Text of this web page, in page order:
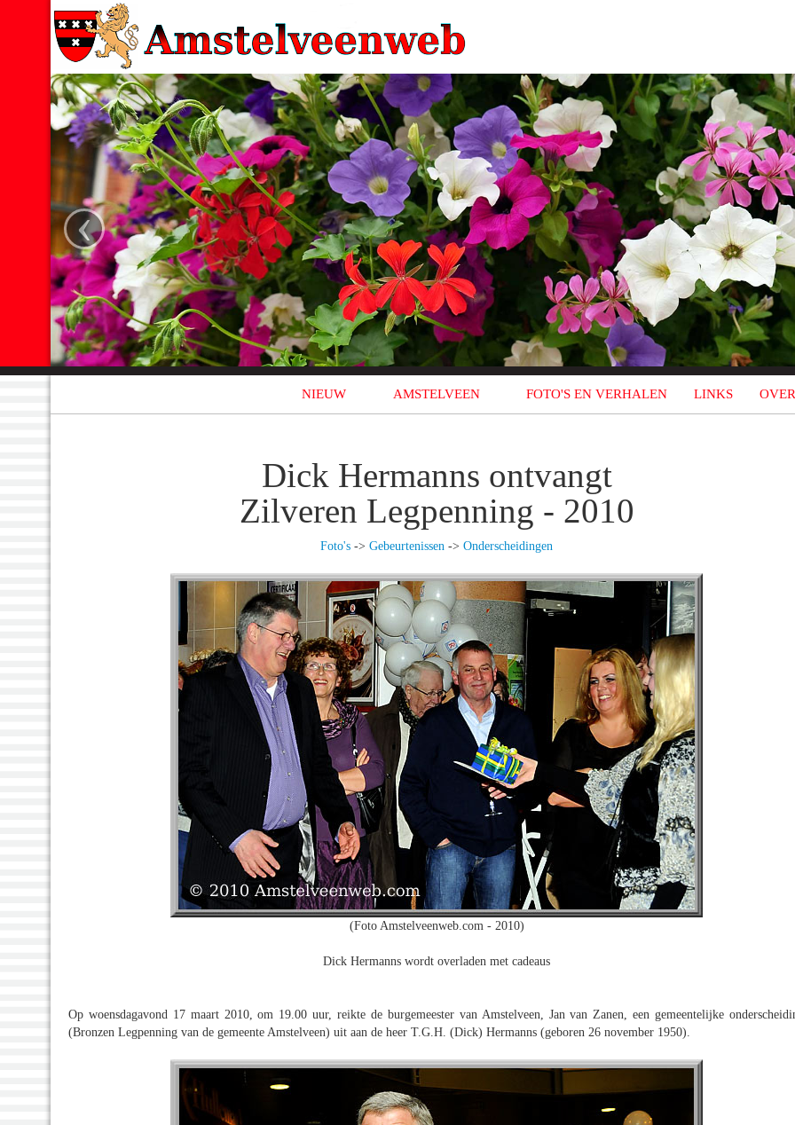
‹
NIEUW AMSTELVEEN FOTO'S EN VERHALEN LINKS
Dick Hermanns ontvangt
Zilveren Legpenning - 2010
Foto's -> Gebeurtenissen -> Onderscheidingen
(Foto Amstelveenweb.com - 2010)
Dick Hermanns wordt overladen met cadeaus
Op woensdagavond 17 maart 2010, om 19.00 uur, reikte de burgemeester van Amstelveen, Jan van Zanen, een gemeentelijke
(Bronzen Legpenning van de gemeente Amstelveen) uit aan de heer T.G.H. (Dick) Hermanns (geboren 26 november 1950).